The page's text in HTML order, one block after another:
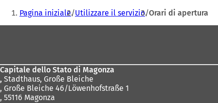
n
u
Siete
qui:
Pagina iniziale Utilizzare il servizio Orari di apertura
Capitale dello Stato di Magonza
, Stadthaus, Große Bleiche
, Große Bleiche 46/Löwenhofstraße 1
, 55116 Magonza